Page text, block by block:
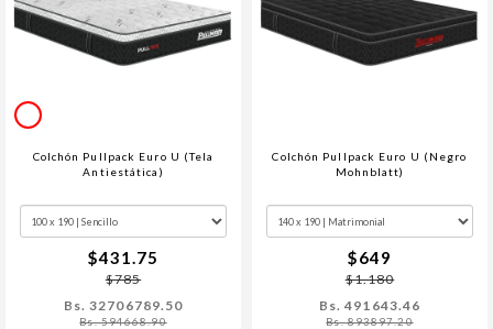
Colchón Pullpack Euro U (Tela
Antiestática)
$431.75
$785
Bs. 32706789.50
Bs. 594668.90
Colchón Pullpack Euro U (Negro
Mohnblatt)
$649
$1.180
Bs. 491643.46
Bs. 893897.20